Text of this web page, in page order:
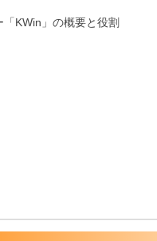
KWin」の概要と役割